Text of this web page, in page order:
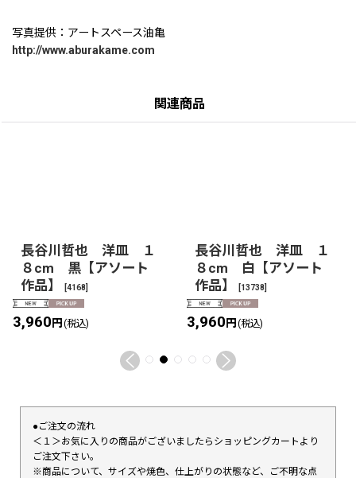
写真提供：アートスペース油亀
http://www.aburakame.com
関連商品
長谷川哲也 洋皿 １
８cm 黒【アソート
作品】
[4168]
3,960円 (税込)
長谷川哲也 洋皿 １
８cm 白【アソート
作品】
[13738]
3,960円 (税込)
●ご注文の流れ
＜１＞お気に入りの商品がございましたらショッピングカートより
ご注文下さい。
※商品について、サイズや焼色、仕上がりの状態など、ご不明な点